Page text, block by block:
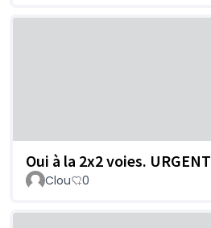
Oui à la 2x2 voies. URGENT
Clou 0